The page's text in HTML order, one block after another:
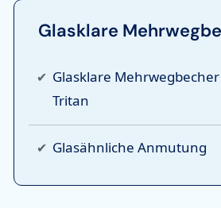
Glasklare
Glasklare
Tritan
Glasähnliche Anmutung